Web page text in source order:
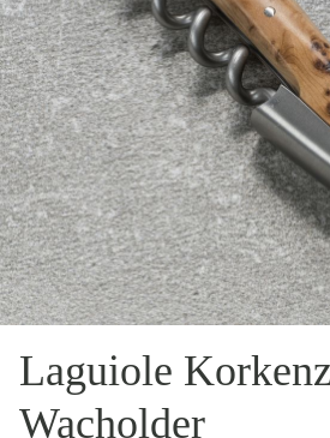
Laguiole
Wacholder